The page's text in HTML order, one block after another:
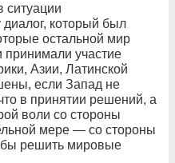
ситуации
который был
остальной мир
принимали участие
Азии, Латинской
если Запад не
в принятии решений, а
воли со стороны
мере — со стороны
решить мировые